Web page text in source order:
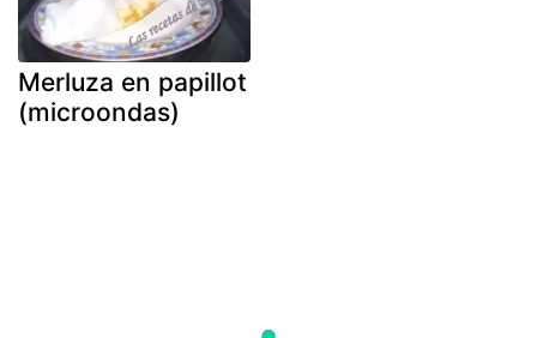
Merluza en papillot
(microondas)